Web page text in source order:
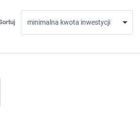
minimalna kwota inwestycji